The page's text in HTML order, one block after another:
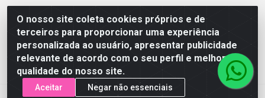
O nosso site coleta cookies próprios e de
terceiros para proporcionar uma experiência
personalizada ao usuário, apresentar publicidade
relevante de acordo com o seu perfil e melhorar a
qualidade do nosso site.
Aceitar Negar não essenciais
ARMAZEM DOS COSMETICOS DISTRIBUIDORA LTDA -
Av.Transnordestina, 2222 - Parque Ipê, Feira de Santana/BA -
CEP 44.054-008 - CNPJ 07.246.802/0001-25